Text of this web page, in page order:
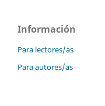
Información
Para lectores/as
Para autores/as